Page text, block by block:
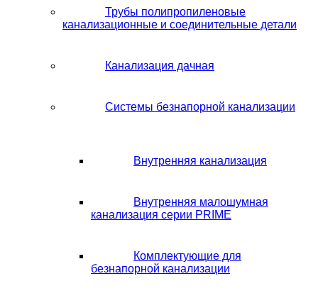
Трубы полипропиленовые
канализационные и соединительные детали
Канализация дачная
Системы безнапорной канализации
Внутренняя канализация
Внутренняя малошумная
канализация серии PRIME
Комплектующие для
безнапорной канализации